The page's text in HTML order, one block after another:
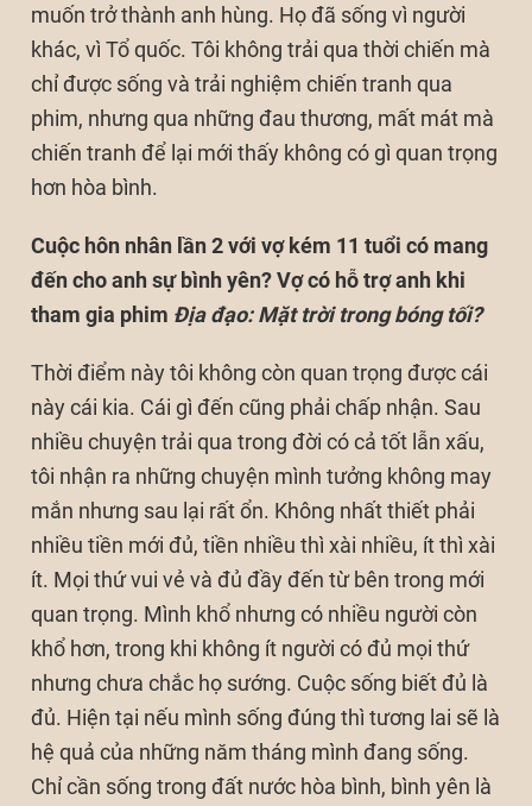
muốn trở thành anh hùng. Họ đã sống vì người
khác, vì Tổ quốc. Tôi không trải qua thời chiến mà
chỉ được sống và trải nghiệm chiến tranh qua
phim, nhưng qua những đau thương, mất mát mà
chiến tranh để lại mới thấy không có gì quan trọng
hơn hòa bình.
Cuộc hôn nhân lần 2 với vợ kém 11 tuổi có mang
đến cho anh sự bình yên? Vợ có hỗ trợ anh khi
tham gia phim Địa đạo: Mặt trời trong bóng tối?
Thời điểm này tôi không còn quan trọng được cái
này cái kia. Cái gì đến cũng phải chấp nhận. Sau
nhiều chuyện trải qua trong đời có cả tốt lẫn xấu,
tôi nhận ra những chuyện mình tưởng không may
mắn nhưng sau lại rất ổn. Không nhất thiết phải
nhiều tiền mới đủ, tiền nhiều thì xài nhiều, ít thì xài
ít. Mọi thứ vui vẻ và đủ đầy đến từ bên trong mới
quan trọng. Mình khổ nhưng có nhiều người còn
khổ hơn, trong khi không ít người có đủ mọi thứ
nhưng chưa chắc họ sướng. Cuộc sống biết đủ là
đủ. Hiện tại nếu mình sống đúng thì tương lai sẽ là
hệ quả của những năm tháng mình đang sống.
Chỉ cần sống trong đất nước hòa bình, bình yên là